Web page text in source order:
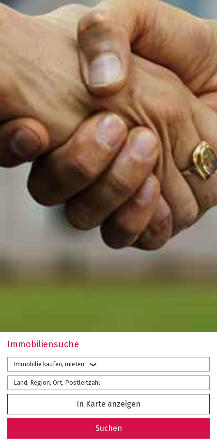
Immobiliensuche
Immobilie kaufen, mieten
In Karte anzeigen
Suchen